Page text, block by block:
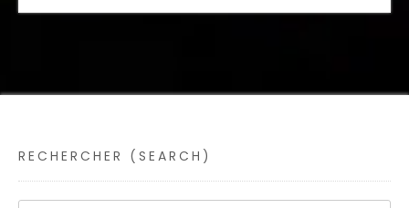
RECHERCHER (SEARCH)